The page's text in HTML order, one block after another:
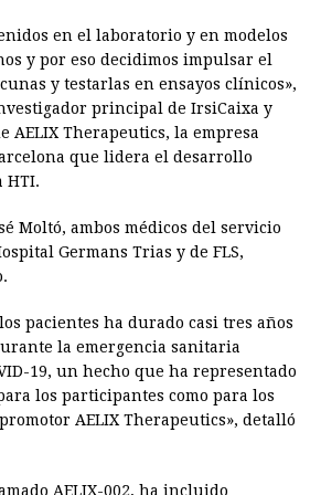
en el laboratorio y en modelos
y por eso decidimos impulsar el
y testarlas en ensayos clínicos»,
principal de IrsiCaixa y
AELIX Therapeutics, la empresa
que lidera el desarrollo
HTI.
Moltó, ambos médicos del servicio
Germans Trias y de FLS,
pacientes ha durado casi tres años
la emergencia sanitaria
19, un hecho que ha representado
los participantes como para los
AELIX Therapeutics», detalló
AELIX-002, ha incluido